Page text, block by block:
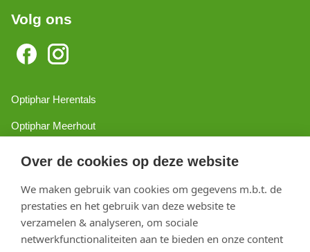
Over de cookies op deze website
We maken gebruik van cookies om gegevens m.b.t. de
prestaties en het gebruik van deze website te
verzamelen & analyseren, om sociale
netwerkfunctionaliteiten aan te bieden en onze content
Volg ons
Optiphar Herentals
Optiphar Meerhout
Optiphar Turnhout